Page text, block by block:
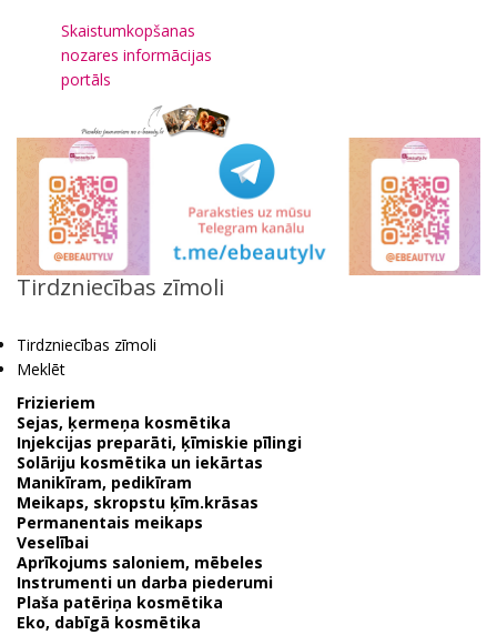
Skaistumkopšanas
nozares informācijas
portāls
Tirdzniecības zīmoli
Tirdzniecības zīmoli
Meklēt
Frizieriem
Sejas, ķermeņa kosmētika
Injekcijas preparāti, ķīmiskie pīlingi
Solāriju kosmētika un iekārtas
Manikīram, pedikīram
Meikaps, skropstu ķīm.krāsas
Permanentais meikaps
Veselībai
Aprīkojums saloniem, mēbeles
Instrumenti un darba piederumi
Plaša patēriņa kosmētika
Eko, dabīgā kosmētika